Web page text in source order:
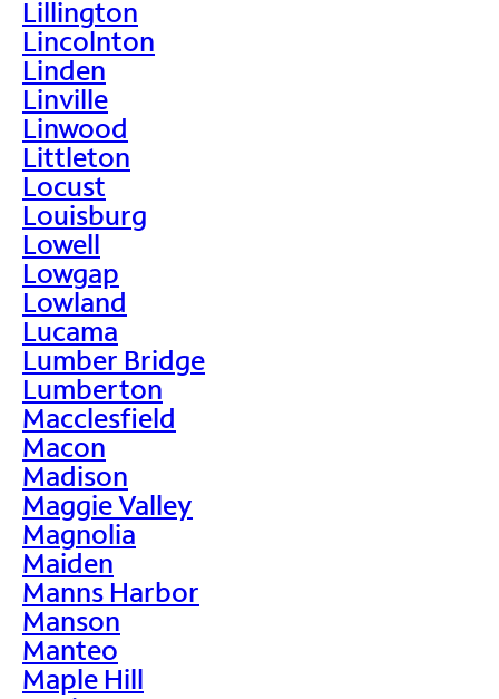
Lillington
Lincolnton
Linden
Linville
Linwood
Littleton
Locust
Louisburg
Lowell
Lowgap
Lowland
Lucama
Lumber Bridge
Lumberton
Macclesfield
Macon
Madison
Maggie Valley
Magnolia
Maiden
Manns Harbor
Manson
Manteo
Maple Hill